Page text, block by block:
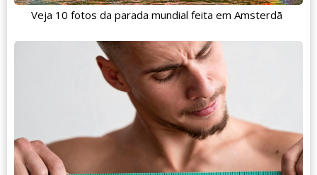
Veja 10 fotos da parada mundial feita em Amsterdã